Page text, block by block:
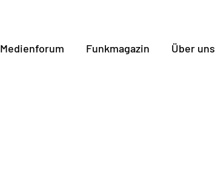
Medienforum Funkmagazin Über uns